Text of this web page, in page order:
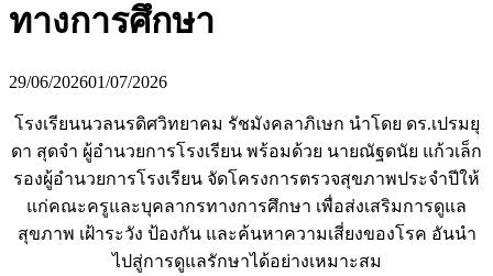
ทางการศึกษา
29/06/202601/07/2026
โรงเรียนนวลนรดิศวิทยาคม รัชมังคลาภิเษก นำโดย ดร.เปรมยุ
ดา สุดจำ ผู้อำนวยการโรงเรียน พร้อมด้วย นายณัฐดนัย แก้วเล็ก
รองผู้อำนวยการโรงเรียน จัดโครงการตรวจสุขภาพประจำปีให้
แก่คณะครูและบุคลากรทางการศึกษา เพื่อส่งเสริมการดูแล
สุขภาพ เฝ้าระวัง ป้องกัน และค้นหาความเสี่ยงของโรค อันนำ
ไปสู่การดูแลรักษาได้อย่างเหมาะสม